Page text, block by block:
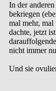
In der
bekriegen
mal mehr,
dachte, jetzt
nicht immer
Und sie